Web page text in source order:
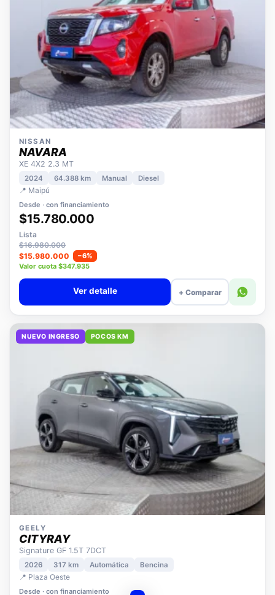
NISSAN
NAVARA
XE 4X2 2.3 MT
2024
📍 Maipú
Desde · con financiamiento
$15.780.000
Lista
$16.980.000
$15.980.000
−6%
Valor cuota $347.935
+ Comparar
GEELY
CITYRAY
Signature GF 1.5T 7DCT
2026 317 km
📍 Plaza Oeste